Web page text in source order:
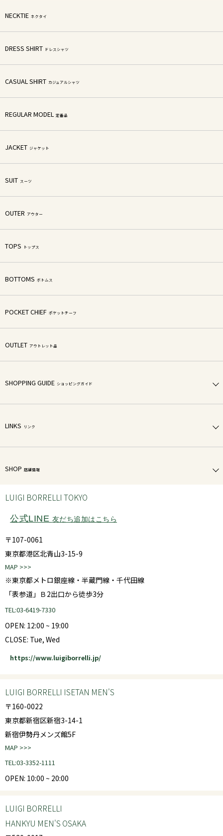
NECKTIE ネクタイ
DRESS SHIRT ドレスシャツ
CASUAL SHIRT カジュアルシャツ
REGULAR MODEL 定番品
JACKET ジャケット
SUIT スーツ
OUTER アウター
TOPS トップス
BOTTOMS ボトムス
POCKET CHIEF ポケットチーフ
OUTLET アウトレット品
SHOPPING GUIDE ショッピングガイド
LINKS リンク
SHOP 店舗情報
LUIGI BORRELLI TOKYO
公式LINE 友だち追加はこちら
〒107-0061
東京都港区北青山3-15-9
MAP >>>
※東京都メトロ銀座線・半蔵門線・千代田線
「表参道」Ｂ2出口から徒歩3分
TEL:03-6419-7330
OPEN: 12:00 ~ 19:00
CLOSE: Tue, Wed
https://www.luigiborrelli.jp/
LUIGI BORRELLI ISETAN MEN'S
〒160-0022
東京都新宿区新宿3-14-1
新宿伊勢丹メンズ館5F
MAP >>>
TEL:03-3352-1111
OPEN: 10:00 ~ 20:00
LUIGI BORRELLI
HANKYU MEN'S OSAKA